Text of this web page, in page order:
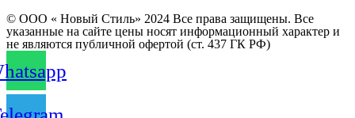
© ООО « Новый Стиль» 2024 Все права защищены. Все
указанные на сайте цены носят информационный характер и
не являются публичной офертой (ст. 437 ГК РФ)